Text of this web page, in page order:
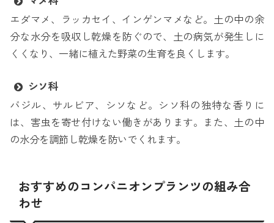
エダマメ、ラッカセイ、インゲンマメなど。土の中の余
分な水分を吸収し乾燥を防ぐので、土の病気が発生しに
くくなり、一緒に植えた野菜の生育を良くします。
シソ科
バジル、サルビア、シソなど。シソ科の独特な香りに
は、害虫を寄せ付けない働きがあります。また、土の中
の水分を調節し乾燥を防いでくれます。
おすすめのコンパニオンプランツの組み合
わせ